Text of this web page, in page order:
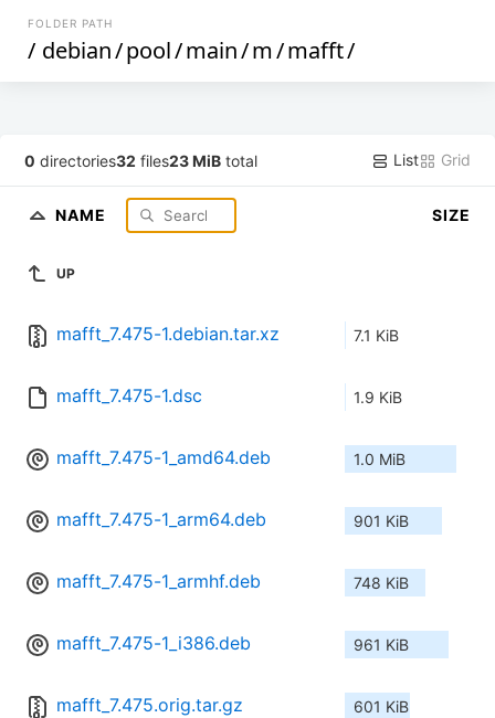
FOLDER PATH
/ debian/pool/main/m/mafft/
0 directories32 files23 MiB total List Grid
NAME SIZE
UP
mafft_7.475-1.debian.tar.xz 7.1 KiB
mafft_7.475-1.dsc 1.9 KiB
mafft_7.475-1_amd64.deb 1.0 MiB
mafft_7.475-1_arm64.deb 901 KiB
mafft_7.475-1_armhf.deb 748 KiB
mafft_7.475-1_i386.deb 961 KiB
mafft_7.475.orig.tar.gz 601 KiB